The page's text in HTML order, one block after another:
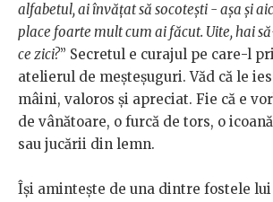
alfabetul, ai învățat să socotești - așa și
place foarte mult cum ai făcut. Uite, hai
ce zici?” Secretul e curajul pe care-l
atelierul de meșteșuguri. Văd că le
mâini, valoros și apreciat. Fie că e
de vânătoare, o furcă de tors, o
sau jucării din lemn.
Își amintește de una dintre fostele lui